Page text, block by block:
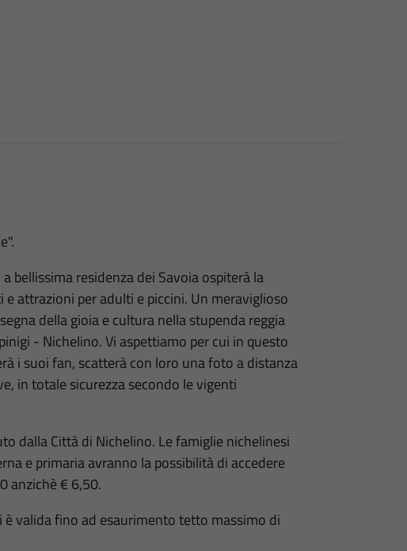
bellissima residenza dei Savoia ospiterà la
attrazioni per adulti e piccini. Un meraviglioso
della gioia e cultura nella stupenda reggia
- Nichelino. Vi aspettiamo per cui in questo
i suoi fan, scatterà con loro una foto a distanza
in totale sicurezza secondo le vigenti
dalla Città di Nichelino. Le famiglie nichelinesi
e primaria avranno la possibilità di accedere
anzichè € 6,50.
valida fino ad esaurimento tetto massimo di